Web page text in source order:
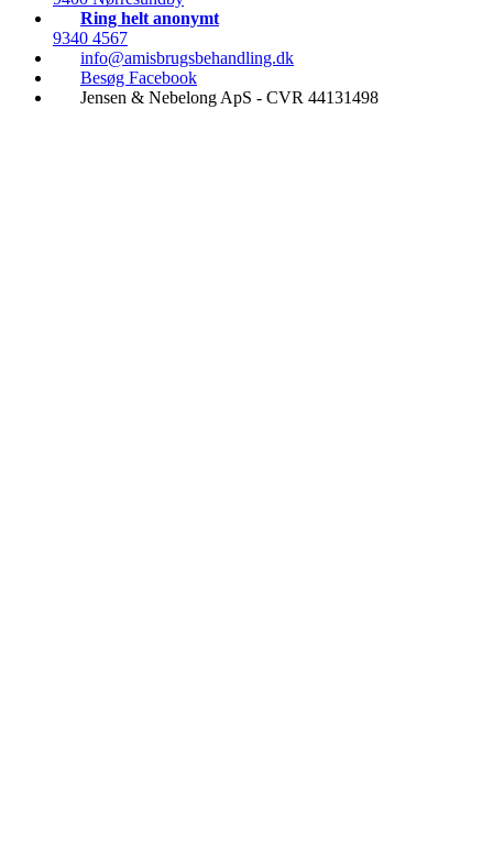
Ring helt anonymt
9340 4567
info@amisbrugsbehandling.dk
Besøg Facebook
Jensen & Nebelong ApS - CVR 44131498